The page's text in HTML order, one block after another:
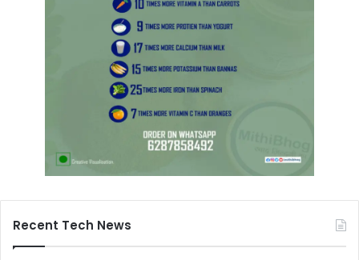
Recent Tech News